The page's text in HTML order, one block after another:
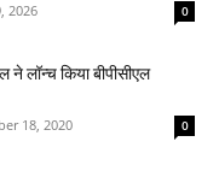
2026 0
ने लॉन्च किया बीपीसीएल
18, 2020 0